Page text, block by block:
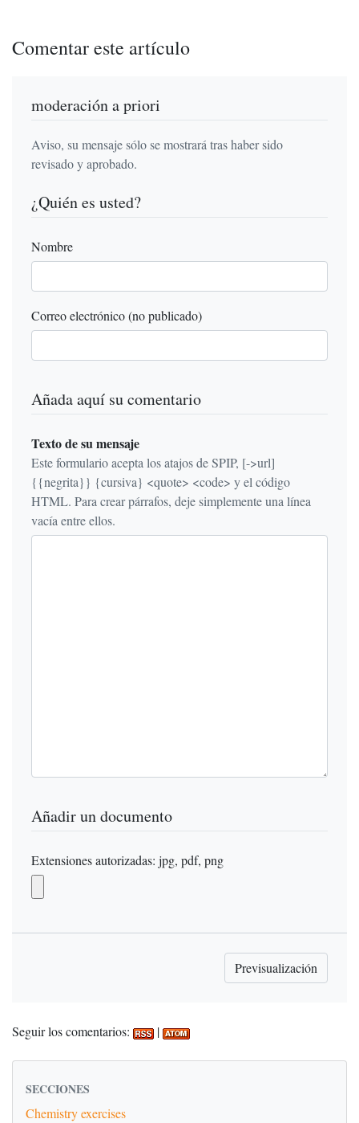
Comentar este artículo
moderación a priori
Aviso, su mensaje sólo se mostrará tras haber sido
revisado y aprobado.
¿Quién es usted?
Nombre
Correo electrónico (no publicado)
Añada aquí su comentario
Texto de su mensaje
Este formulario acepta los atajos de SPIP, [->url]
{{negrita}} {cursiva} <quote> <code> y el código
HTML. Para crear párrafos, deje simplemente una línea
vacía entre ellos.
Añadir un documento
Extensiones autorizadas: jpg, pdf, png
Seguir los comentarios: |
SECCIONES
Chemistry exercises